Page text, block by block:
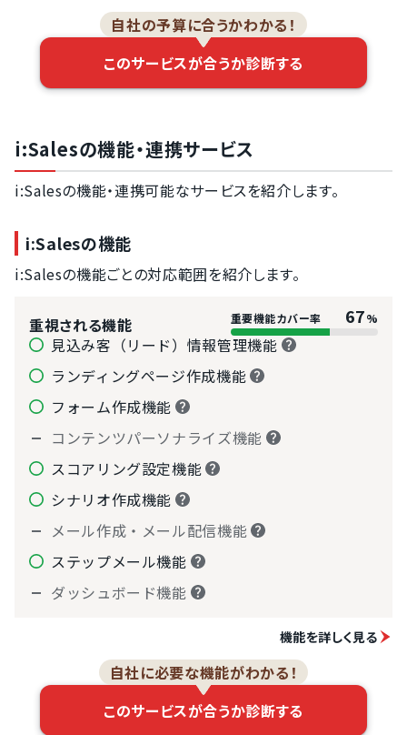
自社の予算に合うかわかる！
このサービスが合うか診断する
i:Salesの機能・連携サービス
i:Salesの機能・連携可能なサービスを紹介します。
i:Salesの機能
i:Salesの機能ごとの対応範囲を紹介します。
重視される機能 重要機能カバー率 67%
見込み客（リード）情報管理機能
ランディングページ作成機能
フォーム作成機能
コンテンツパーソナライズ機能
スコアリング設定機能
シナリオ作成機能
メール作成・メール配信機能
ステップメール機能
ダッシュボード機能
機能を詳しく見る
自社に必要な機能がわかる！
このサービスが合うか診断する